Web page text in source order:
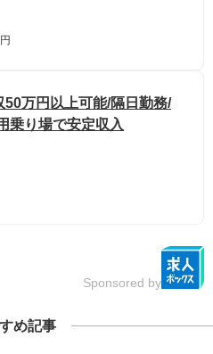
万円以上可能/隔日勤務/
乗り場で安定収入
Sponsored by
め記事